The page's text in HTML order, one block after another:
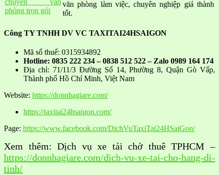
phòng trọn gói
văn phòng làm việc, chuyên nghiệp giá thành
tốt.
Công TY TNHH DV VC TAXITAI24HSAIGON
Mã số thuế: 0315934892
Hotline: 0835 222 234 – 0838 512 522 – Zalo 0989 164 174
Địa chỉ: 71/11/3 Đường Số 14, Phường 8, Quận Gò Vấp,
Thành phố Hồ Chí Minh, Việt Nam
Website: https://donnhagiare.com/
https://taxitai24hsaigon.com/
Page: https://www.facebook.com/DichVuTaxiTai24HSaiGon/
Xem thêm: Dịch vụ xe tải chở thuê TPHCM –
https://donnhagiare.com/dich-vu-xe-tai-cho-hang-di-
tinh/